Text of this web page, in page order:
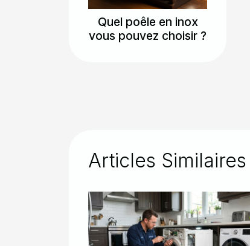
Quel poêle en inox
vous pouvez choisir ?
Articles Similaires